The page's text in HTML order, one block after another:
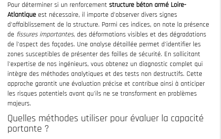
Pour déterminer si un renforcement structure béton armé Loire-
Atlantique est nécessaire, il importe d'observer divers signes
d'affaiblissement de la structure. Parmi ces indices, on note la présence
de fissures importantes, des déformations visibles et des dégradations
de l'aspect des façades. Une analyse détaillée permet d'identifier les
zones susceptibles de présenter des failles de sécurité. En sollicitant
l'expertise de nos ingénieurs, vous obtenez un diagnostic complet qui
intègre des méthodes analytiques et des tests non destructifs. Cette
approche garantit une évaluation précise et contribue ainsi à anticiper
les risques potentiels avant qu'ils ne se transforment en problèmes
majeurs.
Quelles méthodes utiliser pour évaluer la capacité
portante ?